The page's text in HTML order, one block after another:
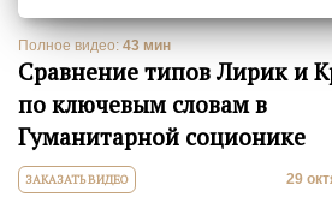
Полное видео: 43 мин
Сравнение типов Лирик и
по ключевым словам в
Гуманитарной соционике
ЗАКАЗАТЬ ВИДЕО 29